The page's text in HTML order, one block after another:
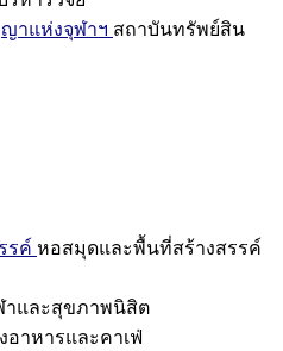
าแห่งจุฬาฯ สถาบันทรัพย์สิน
รค์ หอสมุดและพื้นที่สร้างสรรค์
าและสุขภาพนิสิต
อาหารและคาเฟ่